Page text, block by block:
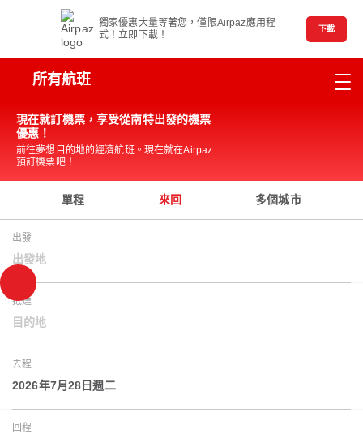
獨家優惠大量等著您，僅限Airpaz應用程
式！立即下載！
下載
所有航班
現在就訂機票，享受從南特出發的機票
優惠！
前往夢想目的地的經濟航班。現在就在Airpaz
預訂機票吧！
單程 來回 多個城市
出發
出發地
抵達
目的地
去程
2026年7月28日週二
回程